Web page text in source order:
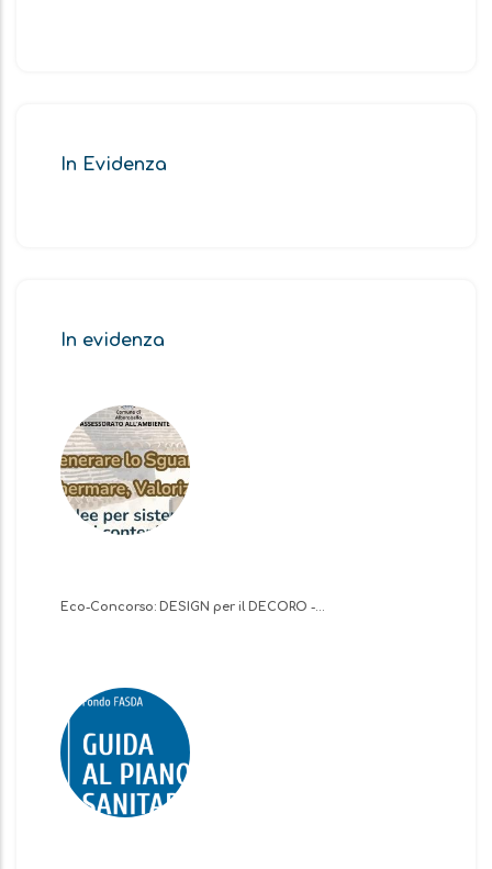
In Evidenza
In evidenza
Eco-Concorso: DESIGN per il DECORO -…